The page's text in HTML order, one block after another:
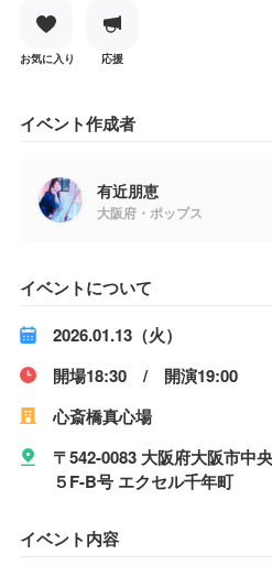
お気に入り 応援
イベント作成者
有近朋恵
大阪府・ポップス
イベントについて
2026.01.13（火）
開場18:30 / 開演19:00
心斎橋真心場
〒542-0083 大阪府大阪市中
５F-B号 エクセル千年町
イベント内容